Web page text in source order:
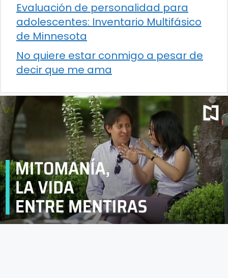
Evaluación de personalidad para
adolescentes: Inventario Multifásico
de Minnesota
No quiere estar conmigo a pesar de
decir que me ama